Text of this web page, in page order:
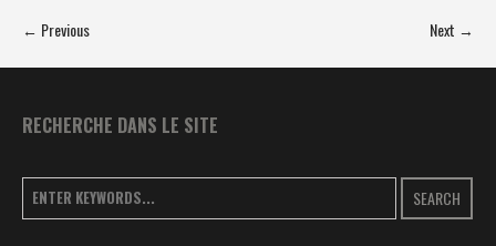
← Previous Next →
RECHERCHE DANS LE SITE
SEARCH